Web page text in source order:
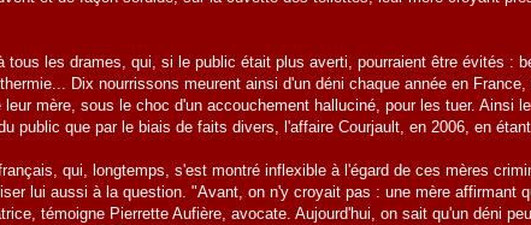
tous les drames, qui, si le public était plus averti, pourraient être évités :
Dix nourrissons meurent ainsi d'un déni chaque année en
leur mère, sous le choc d'un accouchement halluciné, pour les tuer. Ainsi
public que par le biais de faits divers, l'affaire Courjault, en 2006, en
qui, longtemps, s'est montré inflexible à l'égard de ces mères
lui aussi à la question. "Avant, on n'y croyait pas : une mère affirmant
témoigne Pierrette Aufière, avocate. Aujourd'hui, on sait qu'un déni